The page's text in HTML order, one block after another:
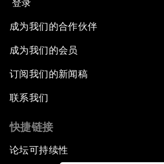
登录
成为我们的合作伙伴
成为我们的会员
订阅我们的新闻稿
联系我们
快捷链接
论坛可持续性